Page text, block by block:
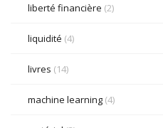
liberté financière (2)
liquidité (4)
livres (14)
machine learning (4)